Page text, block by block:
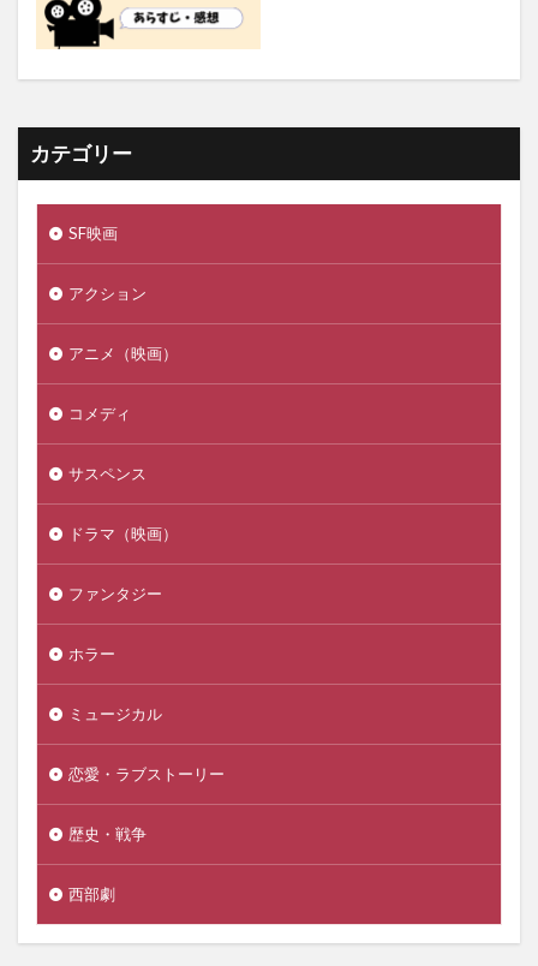
カテゴリー
SF映画
アクション
アニメ（映画）
コメディ
サスペンス
ドラマ（映画）
ファンタジー
ホラー
ミュージカル
恋愛・ラブストーリー
歴史・戦争
西部劇